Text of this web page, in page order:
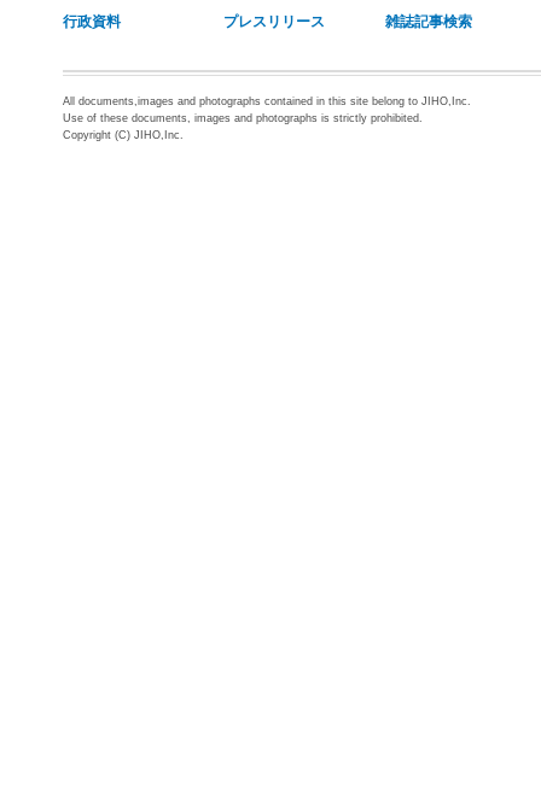
行政資料 プレスリリース 雑誌記事検索
All documents,images and photographs contained in this site belong to JIHO,Inc.
Use of these documents, images and photographs is strictly prohibited.
Copyright (C) JIHO,Inc.